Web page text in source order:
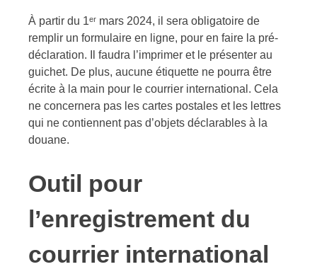
À partir du 1ᵉʳ mars 2024, il sera obligatoire de
remplir un formulaire en ligne, pour en faire la pré-
déclaration. Il faudra l’imprimer et le présenter au
guichet. De plus, aucune étiquette ne pourra être
écrite à la main pour le courrier international. Cela
ne concernera pas les cartes postales et les lettres
qui ne contiennent pas d’objets déclarables à la
douane.
Outil pour
l’enregistrement du
courrier international